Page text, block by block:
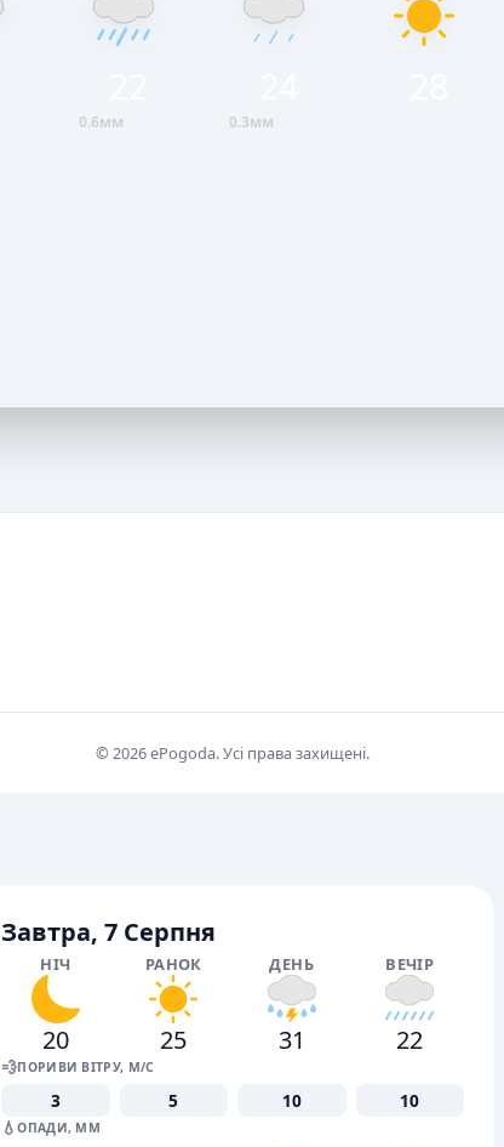
0.6мм 0.3мм
© 2026 ePogoda. Усі права захищені.
Завтра, 7 Серпня
НІЧ РАНОК ДЕНЬ ВЕЧІР
20 25 31 22
💨ПОРИВИ ВІТРУ, М/С
3 5 10 10
💧ОПАДИ, ММ